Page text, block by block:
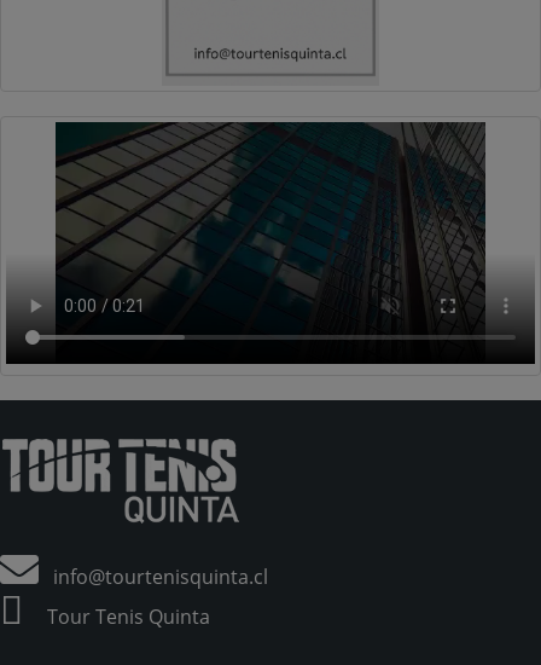
info@tourtenisquinta.cl
Tour Tenis Quinta